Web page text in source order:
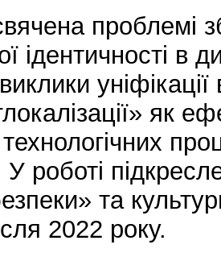
проблемі
ідентичності в
як
У роботі
та
2022 року.